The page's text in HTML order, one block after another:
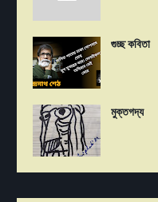
গুচ্ছ কবিতা
মুক্তগদ্য